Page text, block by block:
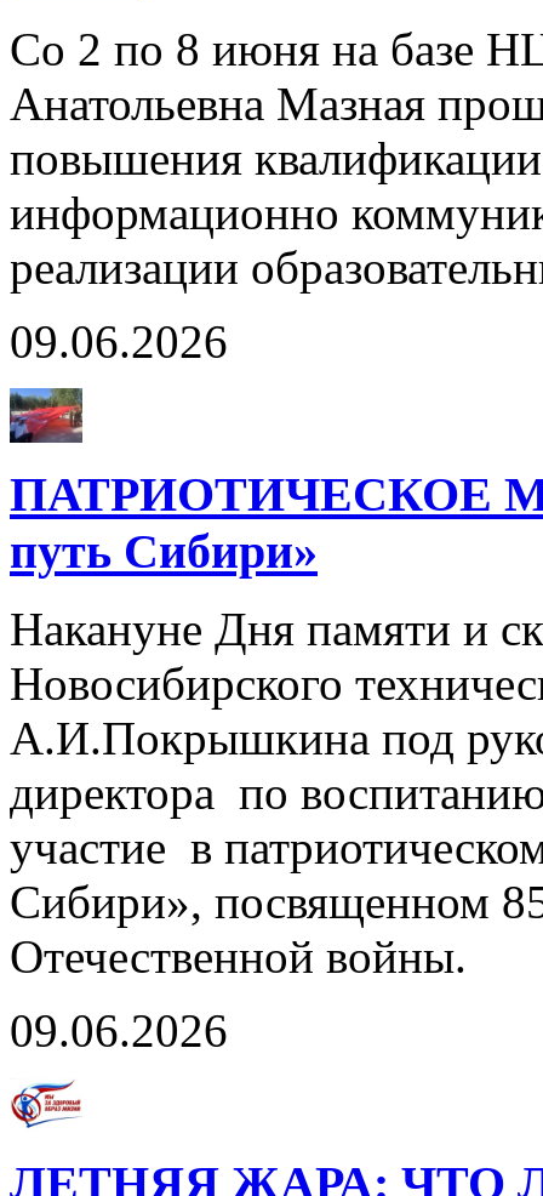
Со 2 по 8 июня на базе
Анатольевна Мазная
повышения
информационно
реализации
09.06.2026
ПАТРИОТИЧЕСКОЕ
путь Сибири»
Накануне Дня памяти и
Новосибирского
А.И.Покрышкина под
директора по
участие в
Сибири», посвященном
Отечественной войны.
09.06.2026
ЛЕТНЯЯ ЖАРА: ЧТО